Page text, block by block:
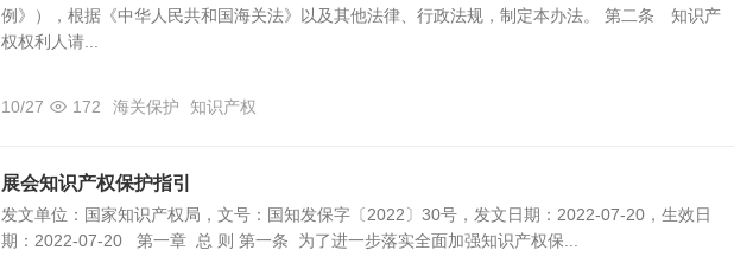
例》），根据《中华人民共和国海关法》以及其他法律、行政法规，制定本办法。 第二条 知识产
权权利人请...
10/27 172 海关保护 知识产权
展会知识产权保护指引
发文单位：国家知识产权局，文号：国知发保字〔2022〕30号，发文日期：2022-07-20，生效日
期：2022-07-20 第一章 总 则 第一条 为了进一步落实全面加强知识产权保...